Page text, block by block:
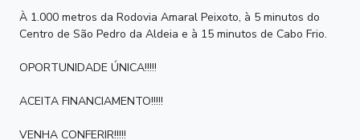
À 1.000 metros da Rodovia Amaral Peixoto, à 5 minutos do
Centro de São Pedro da Aldeia e à 15 minutos de Cabo Frio.
OPORTUNIDADE ÚNICA!!!!!
ACEITA FINANCIAMENTO!!!!!
VENHA CONFERIR!!!!!